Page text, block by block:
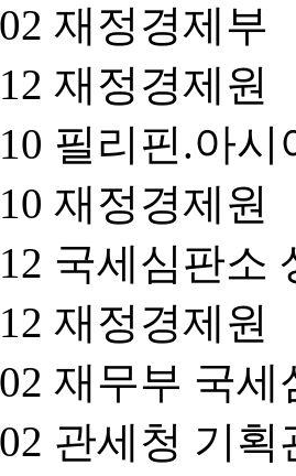
재정경제부
재정경제원
필리핀.아
재정경제원
국세심판소
재정경제원
재무부 국
관세청 기획